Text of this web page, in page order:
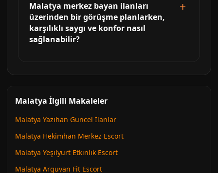
Malatya merkez bayan ilanları
üzerinden bir görüşme planlarken,
karşılıklı saygı ve konfor nasıl
sağlanabilir?
Malatya İlgili Makaleler
Malatya Yazıhan Guncel Ilanlar
Malatya Hekimhan Merkez Escort
Malatya Yeşilyurt Etkinlik Escort
Malatya Arguvan Fit Escort